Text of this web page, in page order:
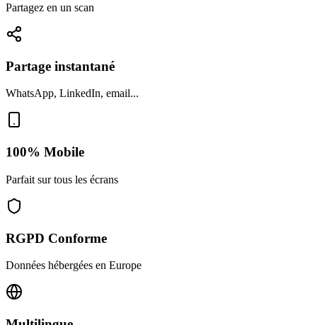
Partagez en un scan
Partage instantané
WhatsApp, LinkedIn, email...
100% Mobile
Parfait sur tous les écrans
RGPD Conforme
Données hébergées en Europe